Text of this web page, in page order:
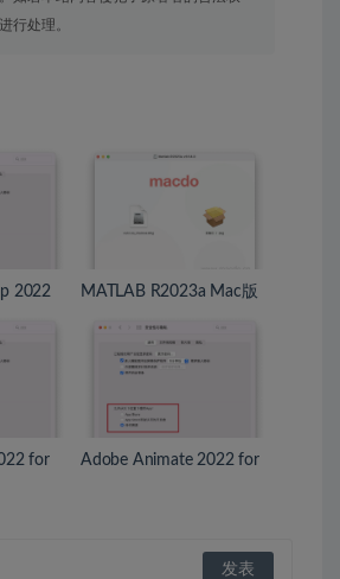
行处理。
2022
MATLAB R2023a Mac版
for
Adobe Animate 2022 for